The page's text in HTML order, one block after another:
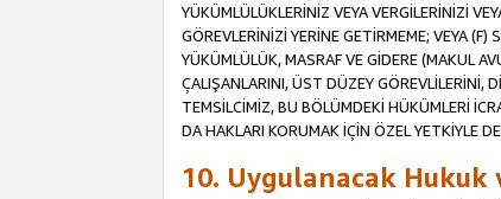
YÜKÜMLÜLÜKLERİNİZ VEYA VERGİLERİNİZİ
GÖREVLERİNİZİ YERİNE GETİRMEME; VEYA
YÜKÜMLÜLÜK, MASRAF VE GİDERE (MAKUL
ÇALIŞANLARINI, ÜST DÜZEY GÖREVLİLERİNİ,
TEMSİLCİMİZ, BU BÖLÜMDEKİ HÜKÜMLERİ
DA HAKLARI KORUMAK İÇİN ÖZEL YETKİYLE
10. Uygulanacak Hukuk